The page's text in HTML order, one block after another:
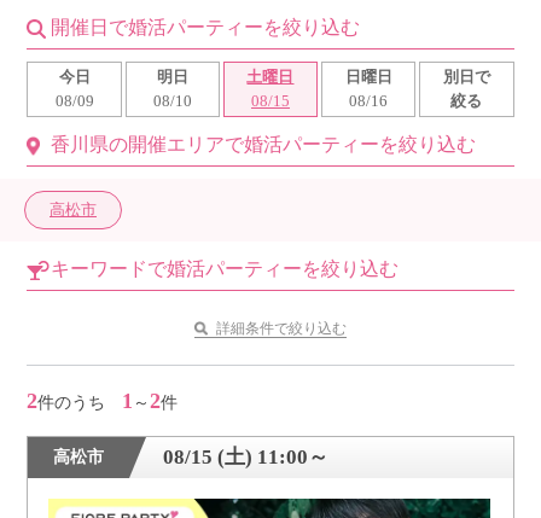
お問い合わせ
利用規約
個人情報保護方針launch
子どもの安全基準に関するポリシー
公式アカウントで最新情報を配信中！
PR
約1,300店の中から
開催日で婚活パーティーを絞り込む
今日
08/09
明日
08/10
土曜日
08/15
日曜日
08/16
別日で
絞る
香川県の開催エリアで婚活パーティーを絞り込む
高松市
キーワードで婚活パーティーを絞り込む
詳細条件で絞り込む
2件のうち 1 ～2件
高松市 08/15 (土) 11:00～